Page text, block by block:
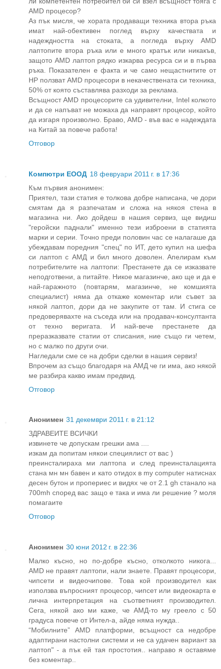
AMD процесор?
Аз пък мисля, че хората продаващи техника втора ръка
имат най-обективен поглед върху качествата и
надеждността на стоката, а погледа върху AMD
лаптопите втора ръка или е много кратък или никакъв,
защото AMD лаптоп рядко изкарва ресурса си и в първа
ръка. Показателен е факта и че само нещастнитите от
HP ползват AMD процесори в некачествената си техника,
50% от която съставлява разходи за реклама.
Всъщност AMD процесорите са удивителни, Intel колкото
и да се напъват не можаха да направят процесор, който
да изгаря произволно. Браво, AMD - във вас е надеждата
на Китай за повече работа!
Отговор
Компютри ЕООД 18 февруари 2011 г. в 17:36
Към първия анонимен:
Приятел, тази статия е толкова добре написана, че дори
смятам да я разпечатам и сложа на някоя стена в
магазина ни. Ако дойдеш в нашия сервиз, ще видиш
"геройски паднали" именно тези изброени в статията
марки и серии. Точно преди половин час се налагаше да
убеждавам поредния "спец" по ИТ, дето купил на шефа
си лаптоп с АМД и бил много доволен. Апелирам към
потребителите на лаптопи: Престанете да се изказвате
неподготвени, а питайте. Никое магазинче, ако ще и да е
най-гаражното (повтарям, магазинче, не комшията
специалист) няма да откаже коментар или съвет за
някой лаптоп, дори да не закупите от там. И стига се
предоверявахте на съседа или на продавач-консултанта
от техно веригата. И най-вече престанете да
преразказвате статии от списания, ние също ги четем,
но с малко по други очи.
Нагледали сме се на добри сделки в нашия сервиз!
Впрочем аз също благодаря на АМД че ги има, ако някой
ме разбира какво имам предвид.
Отговор
Анонимен 31 декември 2011 г. в 21:12
ЗДРАВЕИТЕ ВСИЧКИ
извинете че допускам грешки ама ....
изкам да попитам някои специялист от вас )
преинсталираха ми лаптопа и след преинсталацията
стана мн мн бавен и като отидох в my computer натиснах
десен бутон и пропериес и видях че от 2.1 gh станало на
700mh според вас защо е така и има ли решение ? моля
помагаите
Отговор
Анонимен 30 юни 2012 г. в 22:36
Малко късно, но по-добре късно, отколкото никога...
AMD не правят лаптопи, нали знаете. Правят процесори,
чипсети и видеочипове. Това кой производител как
използва въпросният процесор, чипсет или видеокарта е
лична интерпретация на съответният производител.
Сега, някой ако ми каже, че АМД-то му греело с 50
градуса повече от Интел-а, айде няма нужда..
“Мобилните” AMD платформи, всъщност са недобре
адаптирани настолни системи и не са удачен вариант за
лаптоп" - а пък ей тая простотия.. направо я оставяме
без коментар..